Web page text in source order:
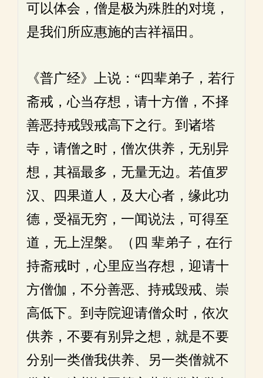
可以体会，僧是极为殊胜的对境，
是我们所应惠施的吉祥福田。
《普广经》上说：“四辈弟子，若行
斋戒，心当存想，请十方僧，不择
善恶持戒毁戒高下之行。到诸塔
寺，请僧之时，僧次供养，无别异
想，其福最多，无量无边。若值罗
汉、四果道人，及大心者，缘此功
德，受福无穷，一闻说法，可得至
道，无上涅槃。（四 辈弟子，在行
持斋戒时，心里应当存想，迎请十
方僧伽，不分善恶、持戒毁戒、崇
高低下。到寺院迎请僧众时，依次
供养，不要有别异之想，就是不要
分别一类僧我供养、另一类僧就不